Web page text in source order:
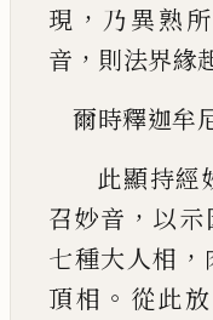
現 ， 乃異熟
音 ， 則法界緣
爾時釋迦牟
此顯持經
召妙音 ， 以示
七種大人相 ，
頂相 。 從此